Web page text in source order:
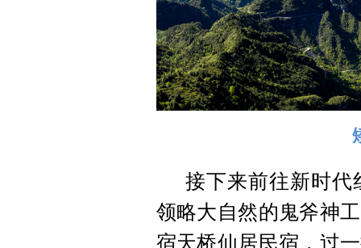
接下来前往新时代
领略大自然的鬼斧神
宿天桥仙居民宿，过